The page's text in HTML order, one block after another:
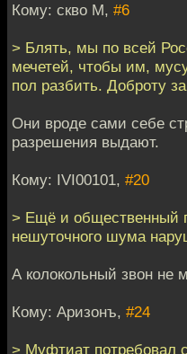
Кому: скво М, #6
> Блять, мы по всей
мечетей, чтобы им,
пол разбить. Доброту
Они вроде сами себе
разрешения выдают.
Кому: IVI00101, #20
> Ещё и общественный
нешуточного шума
А колокольный звон не
Кому: Аризонъ, #24
> Муфтиат потребовал